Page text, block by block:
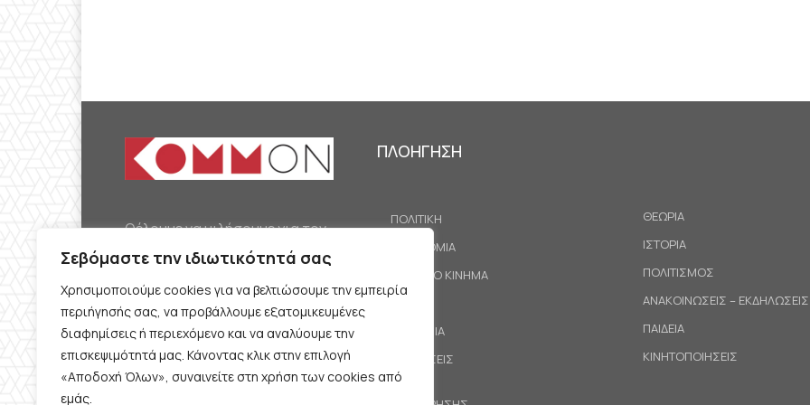
Σεβόμαστε την ιδιωτικότητά σας
Χρησιμοποιούμε cookies για να βελτιώσουμε την εμπειρία
περιήγησής σας, να προβάλλουμε εξατομικευμένες
διαφημίσεις ή περιεχόμενο και να αναλύουμε την
επισκεψιμότητά μας. Κάνοντας κλικ στην επιλογή
«Αποδοχή Όλων», συναινείτε στη χρήση των cookies από
εμάς.
Θέλουμε να μιλήσουμε για τον
κομμουνισμό της εποχής μας,
την αναγκαία αλλά όχι
δεδομένη προοπτική.
Θέλουμε να μιλήσουμε
ταυτόχρονα για την
καθημερινή επιβίωση και τον
ΠΛΟΗΓΗΣΗ
ΠΟΛΙΤΙΚΗ
ΟΙΚΟΝΟΜΙΑ
ΕΡΓΑΤΙΚΟ ΚΙΝΗΜΑ
ΚΟΙΝΩΝΙΑ
ΠΡΟΤΑΣΕΙΣ
ΘΕΩΡΙΑ
ΙΣΤΟΡΙΑ
ΠΟΛΙΤΙΣΜΟΣ
ΑΝΑΚΟΙΝΩΣΕΙΣ – ΕΚΔΗΛΩΣΕΙΣ
ΠΑΙΔΕΙΑ
ΚΙΝΗΤΟΠΟΙΗΣΕΙΣ